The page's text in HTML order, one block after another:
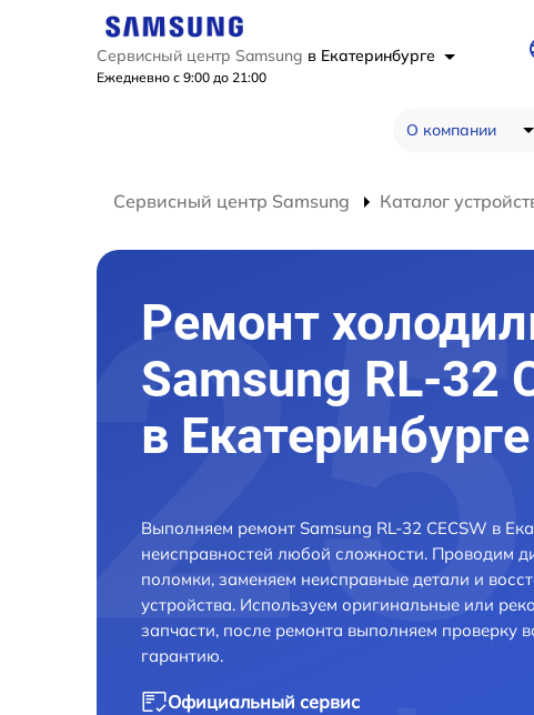
Сервисный центр Samsung в Екатеринбурге
Ежедневно с 9:00 до 21:00
О компании
Сервисный центр Samsung Каталог
Ремонт
Samsung RL-32
в Екатеринбурге
Выполняем ремонт Samsung RL-32 CECSW в
неисправностей любой сложности. Проводим
поломки, заменяем неисправные детали и
устройства. Используем оригинальные или
запчасти, после ремонта выполняем проверку
гарантию.
Официальный сервис